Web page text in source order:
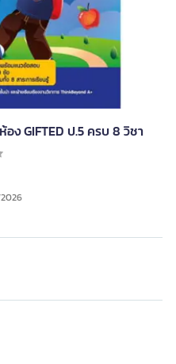
GIFTED ป.5 ครบ 8 วิชา